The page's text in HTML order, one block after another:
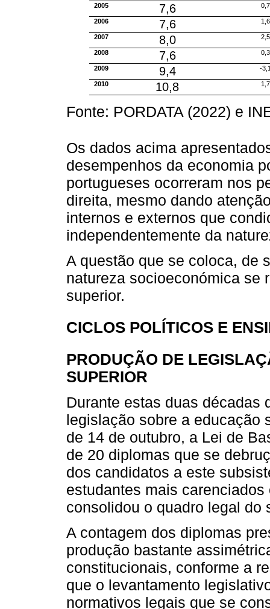
2005 7,6
2006 7,6
2007 8,0
2008 7,6
2009 9,4 -
2010 10,8
Fonte: PORDATA (2022) e
Os dados acima
desempenhos da economia
portugueses ocorreram nos
direita, mesmo dando
internos e externos que
independentemente da
A questão que se coloca, de
natureza socioeconómica se
superior.
CICLOS POLÍTICOS E
PRODUÇÃO DE
SUPERIOR
Durante estas duas décadas
legislação sobre a educação
de 14 de outubro, a Lei de
de 20 diplomas que se
dos candidatos a este
estudantes mais
consolidou o quadro legal do
A contagem dos diplomas
produção bastante
constitucionais, conforme a
que o levantamento
normativos legais que se